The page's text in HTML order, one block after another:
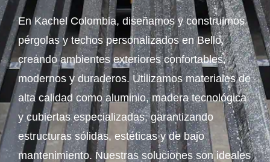
En Kachel Colombia, diseñamos y construimos
pérgolas y techos personalizados en Bello,
creando ambientes exteriores confortables,
modernos y duraderos. Utilizamos materiales de
alta calidad como aluminio, madera tecnológica
y cubiertas especializadas, garantizando
estructuras sólidas, estéticas y de bajo
mantenimiento. Nuestras soluciones son ideales